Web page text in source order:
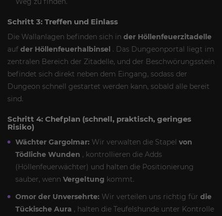
Schritt 3: Treffen und Einlass
Die Wallanlagen befinden sich in der Höllenfeuerzitadelle
auf der Höllenfeuerhalbinsel . Das Dungeonportal liegt im
zentralen Bereich der Zitadelle, und der Beschwörungsstein
befindet sich direkt neben dem Eingang, sodass der
Dungeon schnell gestartet werden kann, sobald alle bereit
sind.
Schritt 4: Chefplan (schnell, praktisch, geringes
Risiko)
Wächter Gargolmar: Wir verwalten die Stapel von
Tödliche Wunden , kontrollieren die Adds
(Höllenfeuerwächter) und halten die Positionierung
sauber, wenn Vergeltung kommt.
Omor der Unversehrte: Wir verteilen uns richtig für die
Tückische Aura , halten die Teufelshunde unter Kontrolle